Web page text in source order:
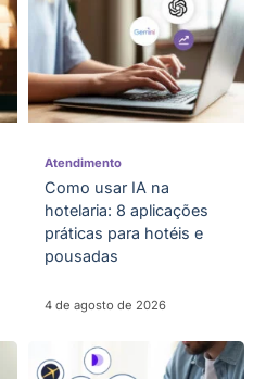
Atendimento
Como usar IA na
hotelaria: 8 aplicações
práticas para hotéis e
pousadas
4 de agosto de 2026